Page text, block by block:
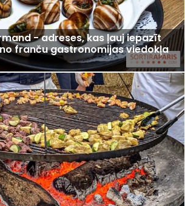
- adreses, kas ļauj iepazīt
franču gastronomijas viedokļa